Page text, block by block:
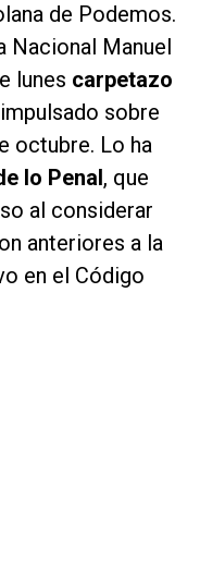
de Podemos.
Nacional Manuel
lunes carpetazo
sobre
octubre. Lo ha
lo Penal, que
al considerar
anteriores a la
en el Código